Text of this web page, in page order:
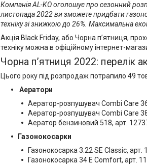
Компанія AL-KO оголошує про сезонний
листопада2022 ви зможете придбати
техніку зі знижкою до 26%. Максимальна
Акція Black Friday, або Чорна п’ятниця,
техніку можна в офіційному інтернет-
Чорна п’ятниця 2022: перелік
Цього року під розпродаж потрапило 49
Аератори
Аератор-розпушувач Combi Care
Аератор-розпушувач Combi Care
Аератор бензиновий 518, арт.
Газонокосарки
Газонокосарка 3.22 SE Classic, арт.
Газонокосарка 34 E Comfort, арт.